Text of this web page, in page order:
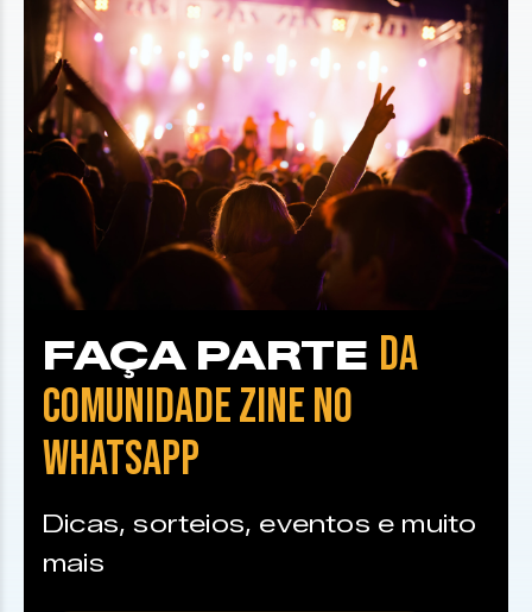
FAÇA PARTE DA
COMUNIDADE ZINE NO
WHATSAPP
Dicas, sorteios, eventos e muito
mais